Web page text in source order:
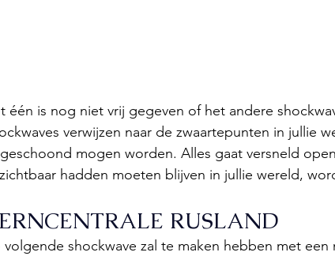
één is nog niet vrij gegeven of het andere
verwijzen naar de zwaartepunten in jullie
mogen worden. Alles gaat versneld
hadden moeten blijven in jullie wereld,
RUSLAND
volgende shockwave zal te maken hebben met een